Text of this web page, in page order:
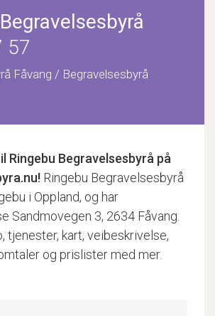
57
Fåvang / Begravelsesbyrå
Ringebu Begravelsesbyrå på
Ringebu Begravelsesbyrå
i Oppland, og har
Sandmovegen 3, 2634 Fåvang.
tjenester, kart, veibeskrivelse,
og prislister med mer.